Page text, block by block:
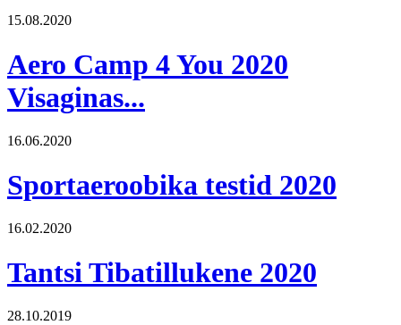
15.08.2020
Aero Camp 4 You 2020
Visaginas...
16.06.2020
Sportaeroobika testid 2020
16.02.2020
Tantsi Tibatillukene 2020
28.10.2019